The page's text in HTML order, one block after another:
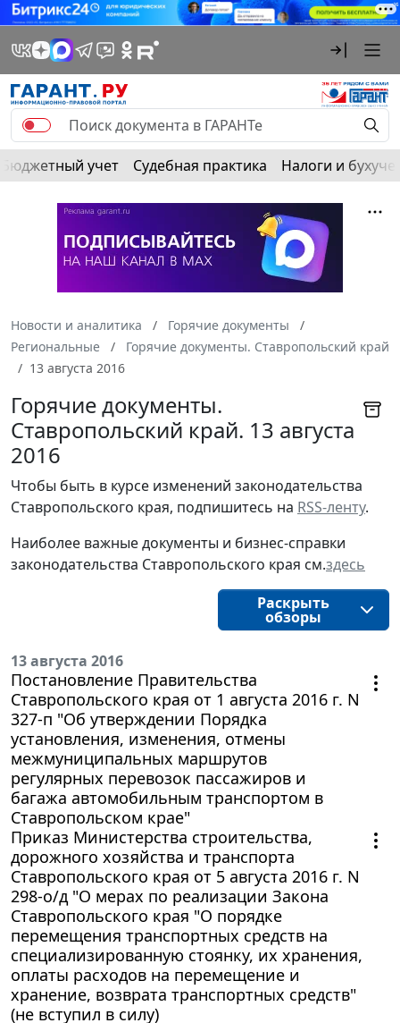
Бюджетный учет Судебная практика Налоги и
Новости и аналитика
Горячие документы
Региональные
Горячие документы. Ставропольский край
13 августа 2016
Горячие документы.
Ставропольский край. 13 августа
2016
Чтобы быть в курсе изменений законодательства
Ставропольского края, подпишитесь на RSS-ленту.
Наиболее важные документы и бизнес-справки
законодательства Ставропольского края см.здесь
Раскрыть
обзоры
13 августа 2016
Постановление Правительства
Ставропольского края от 1 августа 2016 г. N
327-п "Об утверждении Порядка
установления, изменения, отмены
межмуниципальных маршрутов
регулярных перевозок пассажиров и
багажа автомобильным транспортом в
Ставропольском крае"
Приказ Министерства строительства,
дорожного хозяйства и транспорта
Ставропольского края от 5 августа 2016 г. N
298-о/д "О мерах по реализации Закона
Ставропольского края "О порядке
перемещения транспортных средств на
специализированную стоянку, их хранения,
оплаты расходов на перемещение и
хранение, возврата транспортных средств"
(не вступил в силу)